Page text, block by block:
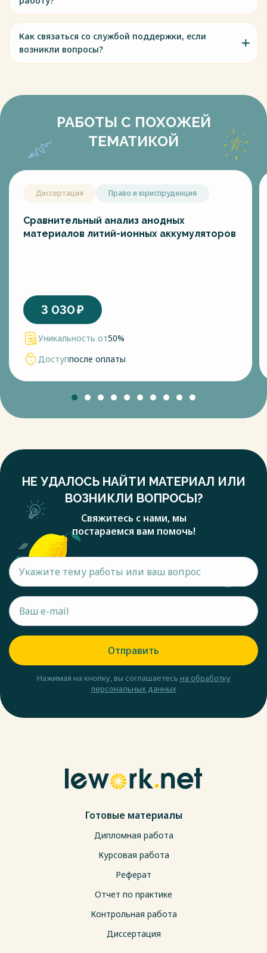
Как связаться со службой поддержки, если
возникли вопросы?
РАБОТЫ С ПОХОЖЕЙ
ТЕМАТИКОЙ
Диссертация Право и юриспруденция
Сравнительный анализ анодных
материалов литий-ионных аккумуляторов
3 030₽
Уникальность от50%
Доступпосле оплаты
НЕ УДАЛОСЬ НАЙТИ МАТЕРИАЛ ИЛИ
ВОЗНИКЛИ ВОПРОСЫ?
Свяжитесь с нами, мы
постараемся вам помочь!
Отправить
Нажимая на кнопку, вы соглашаетесь на обработку
персональных данных
Готовые материалы
Дипломная работа
Курсовая работа
Реферат
Отчет по практике
Контрольная работа
Диссертация